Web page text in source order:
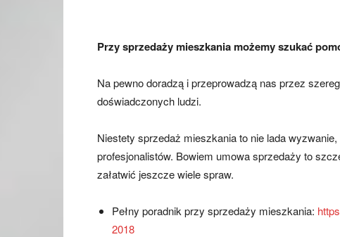
Przy sprzedaży mieszkania możemy szukać
Na pewno doradzą i przeprowadzą nas przez
doświadczonych ludzi.
Niestety sprzedaż mieszkania to nie lada
profesjonalistów. Bowiem umowa sprzedaży to
załatwić jeszcze wiele spraw.
Pełny poradnik przy sprzedaży mieszkania:
2018